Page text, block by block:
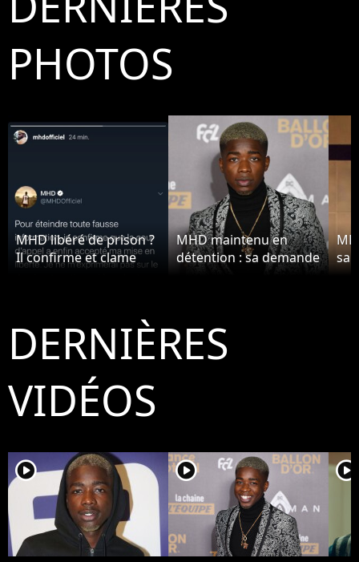
PHOTOS
MHD libéré de prison ?
Il confirme et clame
MHD maintenu en
détention : sa demande
de libération sous
DERNIÈRES
VIDÉOS
player2 player2 player2